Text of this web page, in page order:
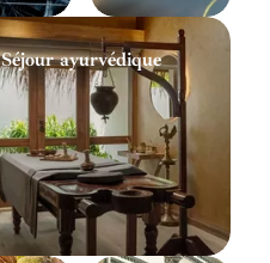
Séjour ayurvédique